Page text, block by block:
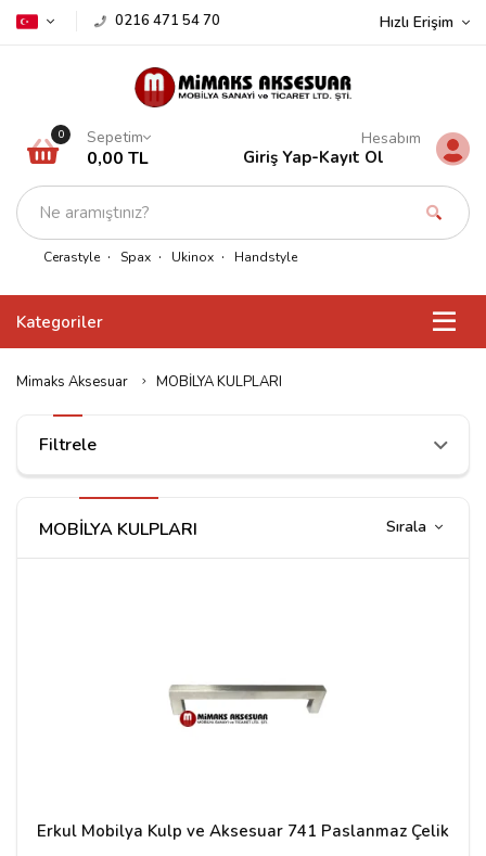
0216 471 54 70 Hızlı Erişim
Cerastyle Spax Ukinox Handstyle
0 Sepetim
0,00 TL
Hesabım
Giriş Yap-Kayıt Ol
Kategoriler
Mimaks Aksesuar MOBİLYA KULPLARI
Filtrele
MOBİLYA KULPLARI Sırala
Erkul Mobilya Kulp ve Aksesuar 741 Paslanmaz Çelik